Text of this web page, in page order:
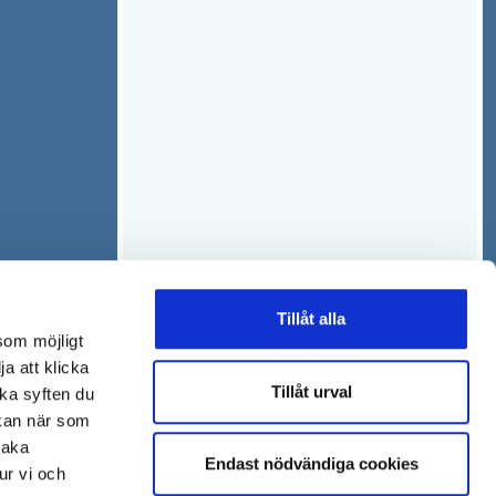
möjligt
att klicka
syften du
när som
vi och
Tillåt alla
Tillåt urval
Endast nödvändiga cookies